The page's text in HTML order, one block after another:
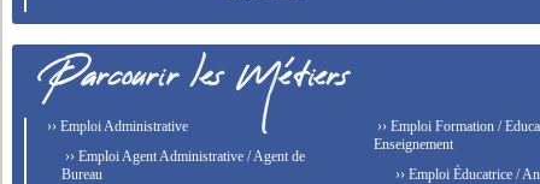
›› Emploi Administrative
›› Emploi Agent Administrative / Agent de
Bureau
›› Emploi Formation /
Enseignement
›› Emploi Éducatrice /